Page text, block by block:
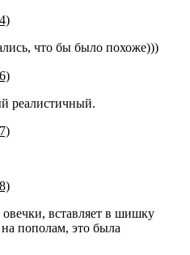
что бы было похоже)))
реалистичный.
вставляет в шишку
пополам, это была